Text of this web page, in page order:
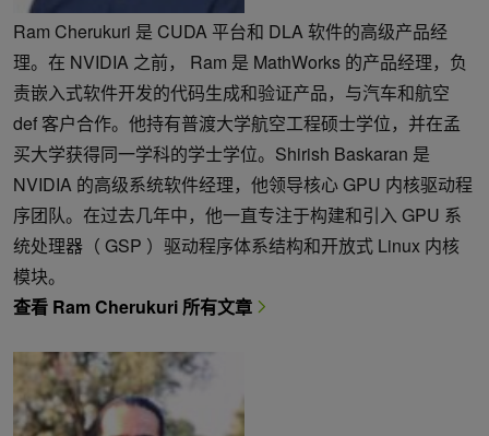
Ram Cherukuri 是 CUDA 平台和 DLA 软件的高级产品经
理。在 NVIDIA 之前， Ram 是 MathWorks 的产品经理，负
责嵌入式软件开发的代码生成和验证产品，与汽车和航空
def 客户合作。他持有普渡大学航空工程硕士学位，并在孟
买大学获得同一学科的学士学位。Shirish Baskaran 是
NVIDIA 的高级系统软件经理，他领导核心 GPU 内核驱动程
序团队。在过去几年中，他一直专注于构建和引入 GPU 系
统处理器（ GSP ）驱动程序体系结构和开放式 Linux 内核
模块。
查看 Ram Cherukuri 所有文章